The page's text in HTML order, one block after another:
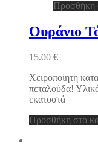
Προσθήκη
Ουράνιο
15.00 €
Χειροποίητη
πεταλούδα!
εκατοστά
Προσθήκη στο